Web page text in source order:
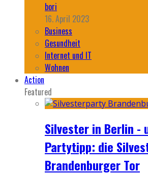
bori
16. April 2023
Business
Gesundheit
Internet und IT
Wohnen
Action
Featured
Silvester in Berlin -
Partytipp: die
Brandenburger Tor